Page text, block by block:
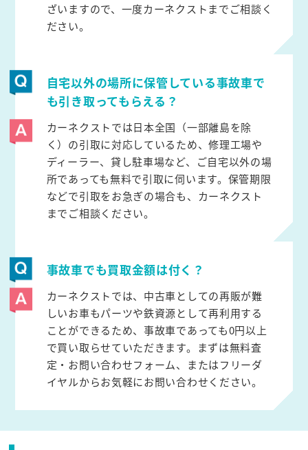
ざいますので、一度カーネクストまでご相談く
ださい。
自宅以外の場所に保管している事故車で
も引き取ってもらえる？
カーネクストでは日本全国（一部離島を除
く）の引取に対応しているため、修理工場や
ディーラー、貸し駐車場など、ご自宅以外の場
所であっても無料で引取に伺います。保管期限
などで引取をお急ぎの場合も、カーネクスト
までご相談ください。
事故車でも買取金額は付く？
カーネクストでは、中古車としての再販が難
しいお車もパーツや鉄資源として再利用する
ことができるため、事故車であっても0円以上
で買い取らせていただきます。まずは無料査
定・お問い合わせフォーム、またはフリーダ
イヤルからお気軽にお問い合わせください。